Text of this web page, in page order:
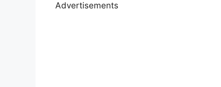
Advertisements